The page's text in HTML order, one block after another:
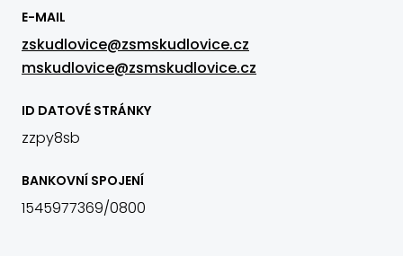
E-MAIL
zskudlovice@zsmskudlovice.cz
mskudlovice@zsmskudlovice.cz
ID DATOVÉ STRÁNKY
zzpy8sb
BANKOVNÍ SPOJENÍ
1545977369/0800